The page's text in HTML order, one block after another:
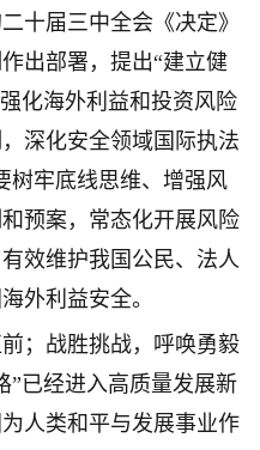
十届三中全会《决定》
出部署，提出“建立健
化海外利益和投资风险
深化安全领域国际执法
树牢底线思维、增强风
预案，常态化开展风险
效维护我国公民、法人
外利益安全。
战胜挑战，呼唤勇毅
”已经进入高质量发展新
人类和平与发展事业作